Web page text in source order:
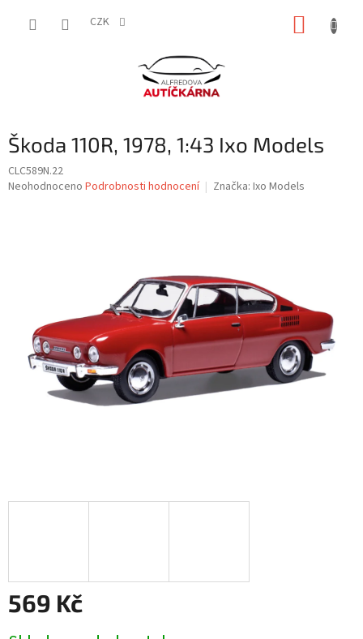
CZK
Škoda 110R, 1978, 1:43 Ixo Models
CLC589N.22
Průměrné
Neohodnoceno Podrobnosti hodnocení Značka: Ixo Models
569 Kč